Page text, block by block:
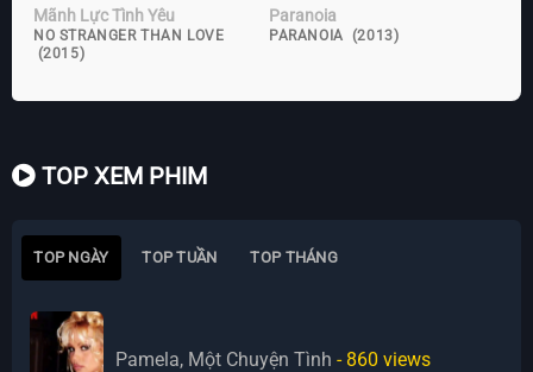
Mãnh Lực Tình Yêu
NO STRANGER THAN LOVE
(2015)
Paranoia
PARANOIA (2013)
TOP XEM PHIM
TOP NGÀY TOP TUẦN TOP THÁNG
Pamela, Một Chuyện Tình - 860 views